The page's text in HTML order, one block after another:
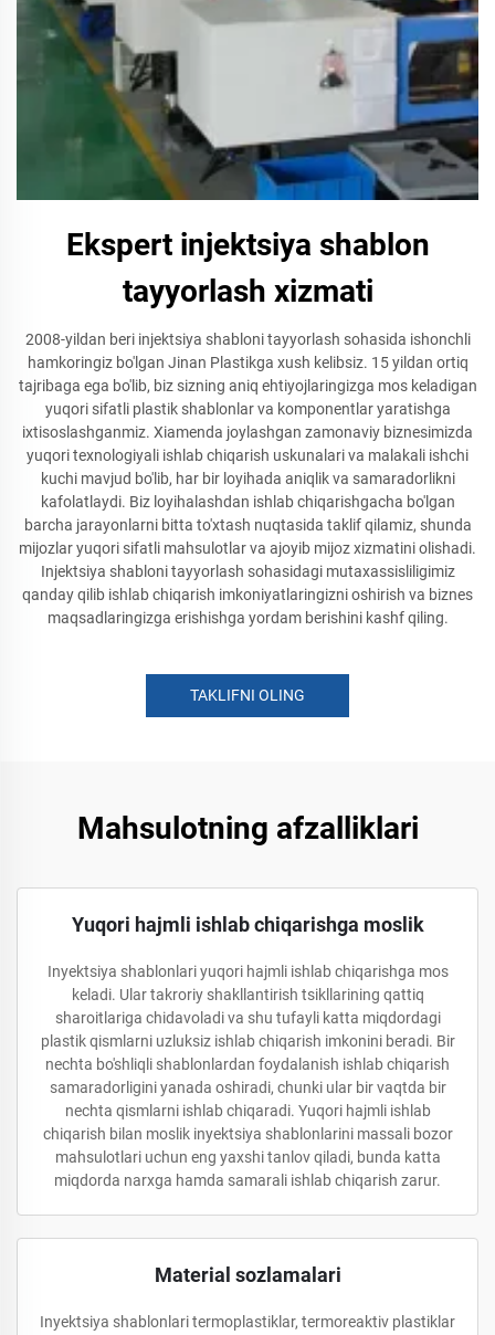
Ekspert injektsiya shablon
tayyorlash xizmati
2008-yildan beri injektsiya shabloni tayyorlash sohasida ishonchli
hamkoringiz bo'lgan Jinan Plastikga xush kelibsiz. 15 yildan ortiq
tajribaga ega bo'lib, biz sizning aniq ehtiyojlaringizga mos keladigan
yuqori sifatli plastik shablonlar va komponentlar yaratishga
ixtisoslashganmiz. Xiamenda joylashgan zamonaviy biznesimizda
yuqori texnologiyali ishlab chiqarish uskunalari va malakali ishchi
kuchi mavjud bo'lib, har bir loyihada aniqlik va samaradorlikni
kafolatlaydi. Biz loyihalashdan ishlab chiqarishgacha bo'lgan
barcha jarayonlarni bitta to'xtash nuqtasida taklif qilamiz, shunda
mijozlar yuqori sifatli mahsulotlar va ajoyib mijoz xizmatini olishadi.
Injektsiya shabloni tayyorlash sohasidagi mutaxassisliligimiz
qanday qilib ishlab chiqarish imkoniyatlaringizni oshirish va biznes
maqsadlaringizga erishishga yordam berishini kashf qiling.
TAKLIFNI OLING
Mahsulotning afzalliklari
Yuqori hajmli ishlab chiqarishga moslik
Inyektsiya shablonlari yuqori hajmli ishlab chiqarishga mos
keladi. Ular takroriy shakllantirish tsikllarining qattiq
sharoitlariga chidavoladi va shu tufayli katta miqdordagi
plastik qismlarni uzluksiz ishlab chiqarish imkonini beradi. Bir
nechta bo'shliqli shablonlardan foydalanish ishlab chiqarish
samaradorligini yanada oshiradi, chunki ular bir vaqtda bir
nechta qismlarni ishlab chiqaradi. Yuqori hajmli ishlab
chiqarish bilan moslik inyektsiya shablonlarini massali bozor
mahsulotlari uchun eng yaxshi tanlov qiladi, bunda katta
miqdorda narxga hamda samarali ishlab chiqarish zarur.
Material sozlamalari
Inyektsiya shablonlari termoplastiklar, termoreaktiv plastiklar